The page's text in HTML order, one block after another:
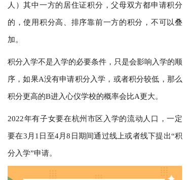
人）其中一方的居住证积分，父母双方都申请积分
的，使用积分高、排序靠前一方的积分，不可以叠
加。
积分入学不是入学的必要条件，只是会影响入学的顺
序，如果A没有申请积分入学，或者积分较低，那么
积分更高的B进入心仪学校的概率会比A更大。
2022年有子女要在杭州市区入学的流动人口，一定
要在3月1日至4月8日期间通过线上或者线下提出“积
分入学”申请。